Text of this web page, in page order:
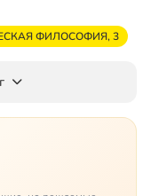
ФИЛОСОФИЯ, 3